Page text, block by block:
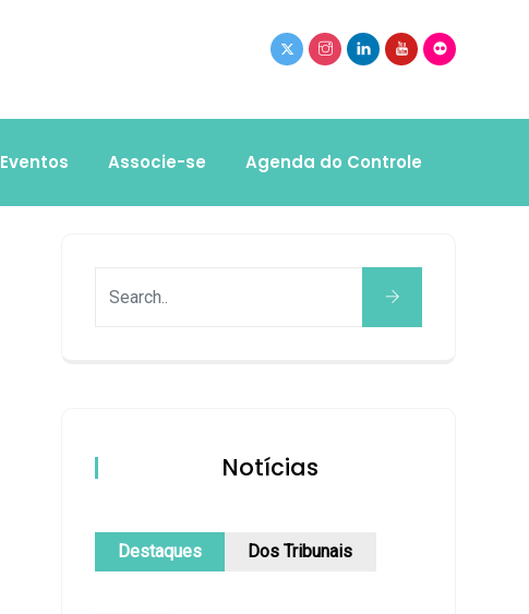
Eventos Associe-se Agenda do Controle
Notícias
Destaques Dos Tribunais